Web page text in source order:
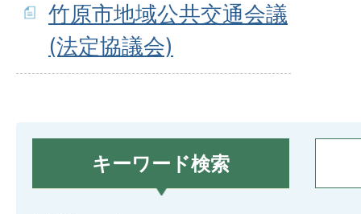
竹原市地域公共交通会議
(法定協議会)
キーワード検索